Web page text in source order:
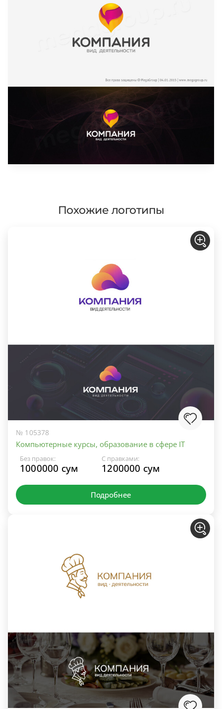
Похожие логотипы
№ 105378
Компьютерные курсы, образование в сфере IT
Без правок:
1000000 сум
С правками:
1200000 сум
Подробнее